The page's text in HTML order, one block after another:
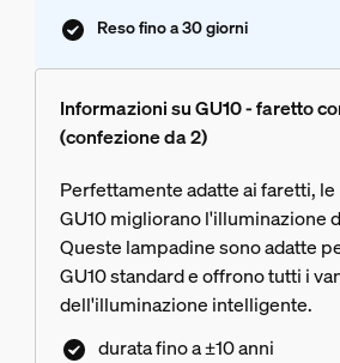
Reso fino a 30 giorni
Informazioni su GU10 - faretto
(confezione da 2)
Perfettamente adatte ai faretti,
GU10 migliorano l'illuminazione
Queste lampadine sono adatte
GU10 standard e offrono tutti i
dell'illuminazione intelligente.
durata fino a ±10 anni